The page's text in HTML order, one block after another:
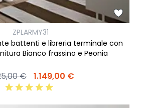
ZPLARMY31
battenti e libreria terminale con
in finitura Bianco frassino e Peonia
€ 1.149,00 €